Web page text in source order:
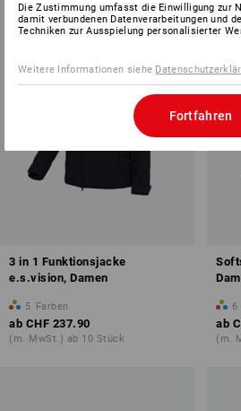
3 in 1 Funktionsjacke
e.s.vision, Damen
5 Farben
ab CHF 237.90
(m. MwSt.) ab 10 Stück
6
ab
(m.
Die Zustimmung umfasst die Einwilligung zur
damit verbundenen Datenverarbeitungen und
Techniken zur Ausspielung personalisierter
Weitere Informationen siehe
Fortfahren